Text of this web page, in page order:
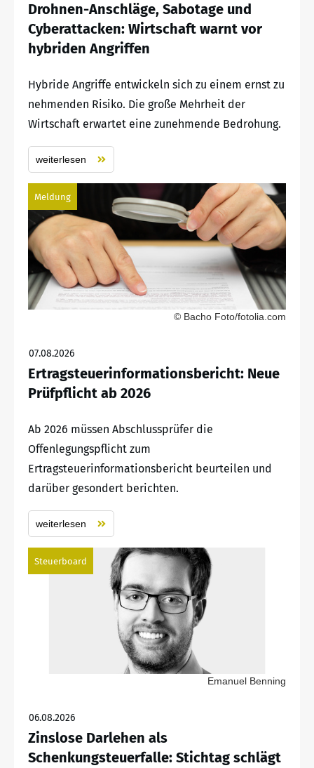
Drohnen-Anschläge, Sabotage und
Cyberattacken: Wirtschaft warnt vor
hybriden Angriffen
Hybride Angriffe entwickeln sich zu einem ernst zu
nehmenden Risiko. Die große Mehrheit der
Wirtschaft erwartet eine zunehmende Bedrohung.
weiterlesen
Meldung
© Bacho Foto/fotolia.com
07.08.2026
Ertragsteuerinformationsbericht: Neue
Prüfpflicht ab 2026
Ab 2026 müssen Abschlussprüfer die
Offenlegungspflicht zum
Ertragsteuerinformationsbericht beurteilen und
darüber gesondert berichten.
weiterlesen
Steuerboard
Emanuel Benning
06.08.2026
Zinslose Darlehen als
Schenkungsteuerfalle: Stichtag schlägt